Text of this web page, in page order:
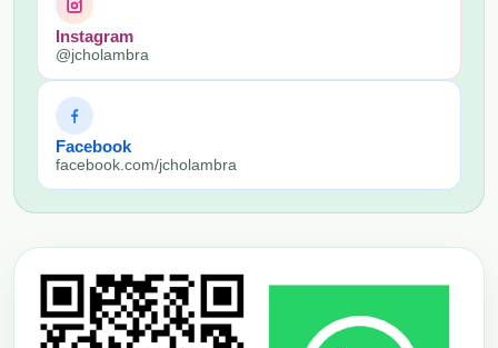
Instagram
@jcholambra
Facebook
facebook.com/jcholambra